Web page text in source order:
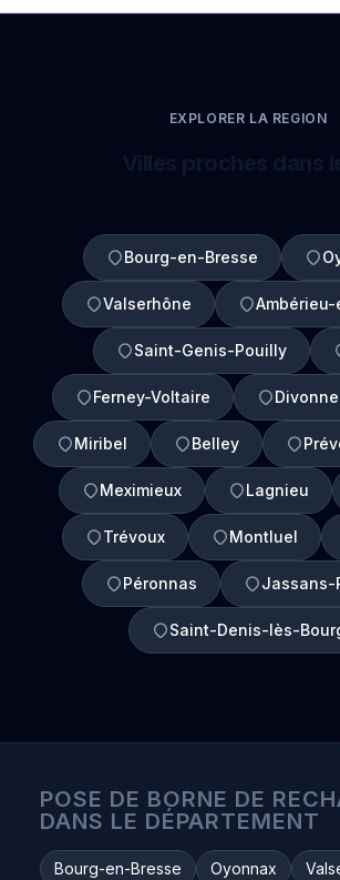
EXPLORER LA REGION
Bourg-en-Bresse
Valserhône
Saint-Genis-Pouilly
Ferney-Voltaire
Miribel Belley
Meximieux Lagnieu
Trévoux Montluel
Péronnas Jassans-
Saint-Denis-lès-
POSE DE BORNE DE
DANS LE DÉPARTEMENT
Bourg-en-Bresse Oyonnax